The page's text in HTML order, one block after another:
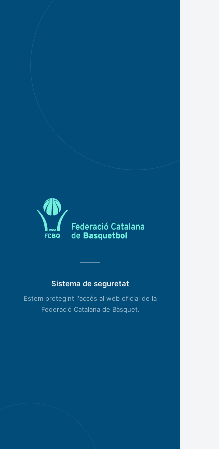
Sistema de seguretat
Estem protegint l'accés al web oficial de la
Federació Catalana de Bàsquet.